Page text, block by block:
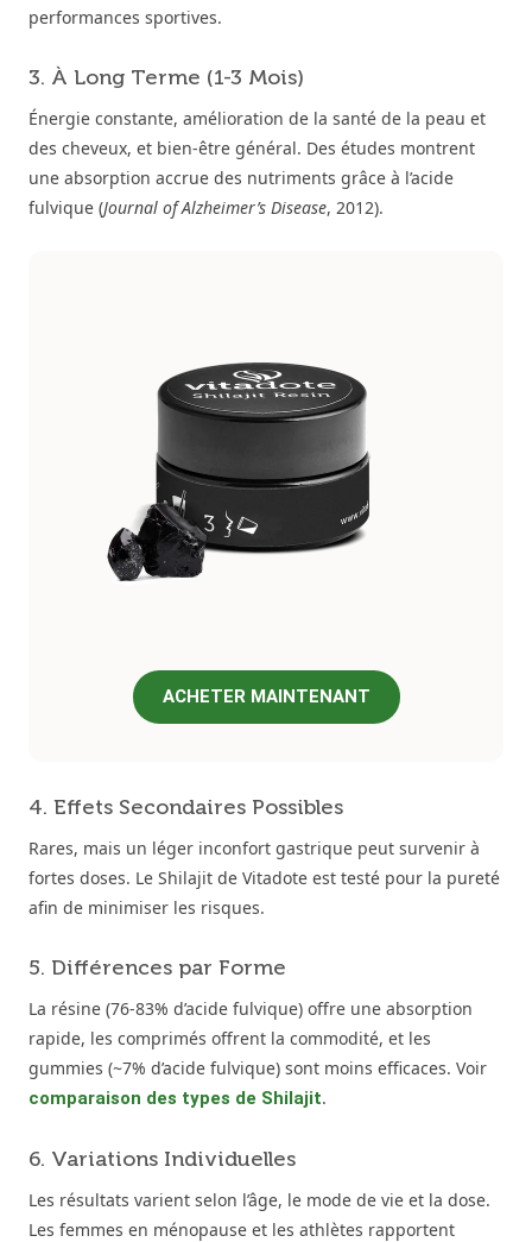
performances sportives.
3. À Long Terme (1-3 Mois)
Énergie constante, amélioration de la santé de la peau et
des cheveux, et bien-être général. Des études montrent
une absorption accrue des nutriments grâce à l’acide
fulvique (Journal of Alzheimer’s Disease, 2012).
ACHETER MAINTENANT
4. Effets Secondaires Possibles
Rares, mais un léger inconfort gastrique peut survenir à
fortes doses. Le Shilajit de Vitadote est testé pour la pureté
afin de minimiser les risques.
5. Différences par Forme
La résine (76-83% d’acide fulvique) offre une absorption
rapide, les comprimés offrent la commodité, et les
gummies (~7% d’acide fulvique) sont moins efficaces. Voir
comparaison des types de Shilajit.
6. Variations Individuelles
Les résultats varient selon l’âge, le mode de vie et la dose.
Les femmes en ménopause et les athlètes rapportent